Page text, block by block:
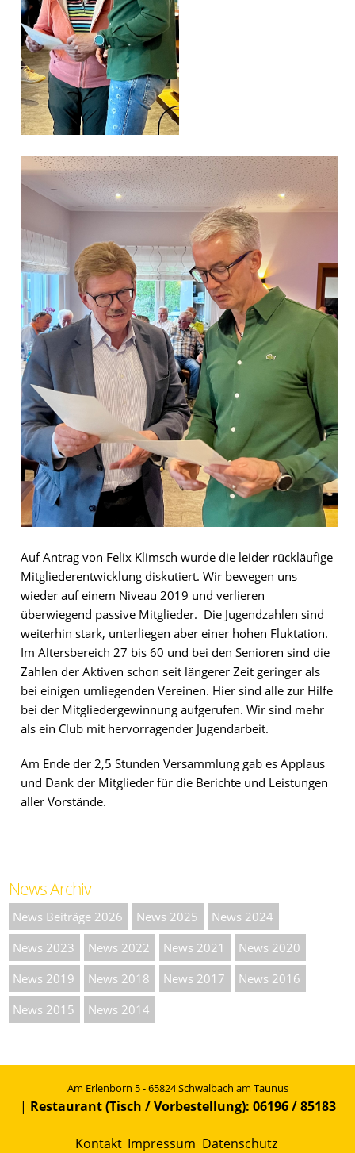
Auf Antrag von Felix Klimsch wurde die leider rückläufige
Mitgliederentwicklung diskutiert. Wir bewegen uns
wieder auf einem Niveau 2019 und verlieren
überwiegend passive Mitglieder. Die Jugendzahlen sind
weiterhin stark, unterliegen aber einer hohen Fluktation.
Im Altersbereich 27 bis 60 und bei den Senioren sind die
Zahlen der Aktiven schon seit längerer Zeit geringer als
bei einigen umliegenden Vereinen. Hier sind alle zur Hilfe
bei der Mitgliedergewinnung aufgerufen. Wir sind mehr
als ein Club mit hervorragender Jugendarbeit.
Am Ende der 2,5 Stunden Versammlung gab es Applaus
und Dank der Mitglieder für die Berichte und Leistungen
aller Vorstände.
News Archiv
News Beiträge 2026 News 2025
News 2024
News 2023
News 2022 News 2021
News 2020
News 2019
News 2018 News 2017
News 2016
News 2015
News 2014
Am Erlenborn 5 - 65824 Schwalbach am Taunus
| Restaurant (Tisch / Vorbestellung): 06196 / 85183
Kontakt Impressum Datenschutz